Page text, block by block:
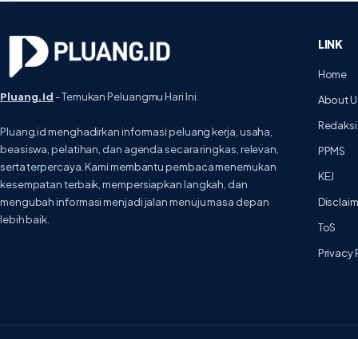
Pluang.id - Temukan Peluangmu Hari Ini.
Pluang.id menghadirkan informasi peluang kerja, usaha,
beasiswa, pelatihan, dan agenda secara ringkas, relevan,
serta terpercaya. Kami membantu pembaca menemukan
kesempatan terbaik, mempersiapkan langkah, dan
mengubah informasi menjadi jalan menuju masa depan
lebih baik.
LINK
Home
About
Redaksi
PPMS
KEJ
ToS
Privacy